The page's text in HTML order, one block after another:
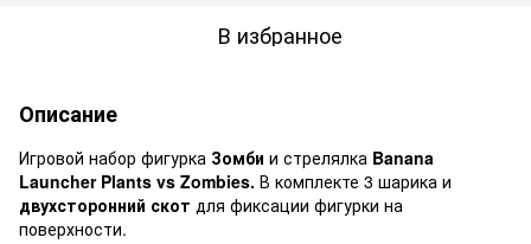
В избранное
Описание
Игровой набор фигурка Зомби и стрелялка Banana
Launcher Plants vs Zombies. В комплекте 3 шарика и
двухсторонний скот для фиксации фигурки на
поверхности.